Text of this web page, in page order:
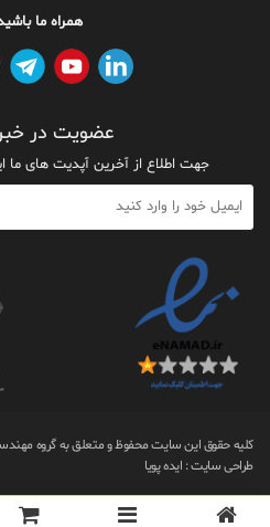
همراه ما
عضویت در
جهت اطلاع از آخرین آپدیت های ما
کلیه حقوق این سایت محفوظ و متعلق به گروه
طراحی سایت: ایده پویا